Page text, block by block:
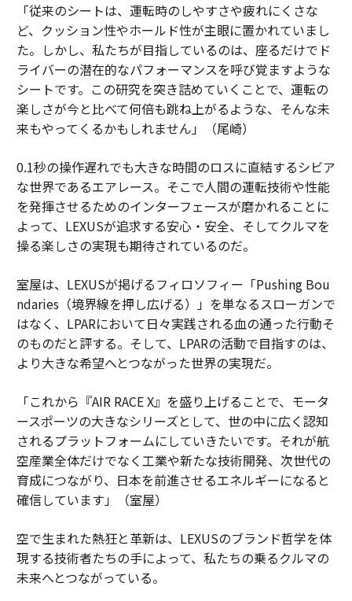
「従来のシートは、運転時のしやすさや疲れにくさな
ど、クッション性やホールド性が主眼に置かれていまし
た。しかし、私たちが目指しているのは、座るだけでド
ライバーの潜在的なパフォーマンスを呼び覚ますような
シートです。この研究を突き詰めていくことで、運転の
楽しさが今と比べて何倍も跳ね上がるような、そんな未
来もやってくるかもしれません」（尾崎）
0.1秒の操作遅れでも大きな時間のロスに直結するシビア
な世界であるエアレース。そこで人間の運転技術や性能
を発揮させるためのインターフェースが磨かれることに
よって、LEXUSが追求する安心・安全、そしてクルマを
操る楽しさの実現も期待されているのだ。
室屋は、LEXUSが掲げるフィロソフィー「Pushing Bou
ndaries（境界線を押し広げる）」を単なるスローガンで
はなく、LPARにおいて日々実践される血の通った行動そ
のものだと評する。そして、LPARの活動で目指すのは、
より大きな希望へとつながった世界の実現だ。
「これから『AIR RACE X』を盛り上げることで、モータ
ースポーツの大きなシリーズとして、世の中に広く認知
されるプラットフォームにしていきたいです。それが航
空産業全体だけでなく工業や新たな技術開発、次世代の
育成につながり、日本を前進させるエネルギーになると
確信しています」（室屋）
空で生まれた熱狂と革新は、LEXUSのブランド哲学を体
現する技術者たちの手によって、私たちの乗るクルマの
未来へとつながっている。